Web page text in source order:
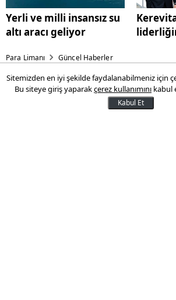
Yerli ve milli insansız su
altı aracı geliyor
Para Limanı Güncel Haberler
Taksilerde yeni
Zorunlu hale geliyor
Sitemizden en iyi şekilde faydalanabilmeniz için
Bu siteye giriş yaparakçerez kullanımını kabul
Kabul Et